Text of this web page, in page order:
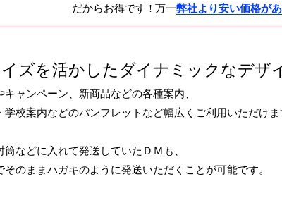
だからお得です ! 万一弊社より安い価格が
ズを活かしたダイナミックなデザ
キャンペーン、新商品などの各種案内、
学校案内などのパンフレットなど幅広くご利用いただけま
筒などに入れて発送していたＤＭも、
そのままハガキのように発送いただくことが可能です。